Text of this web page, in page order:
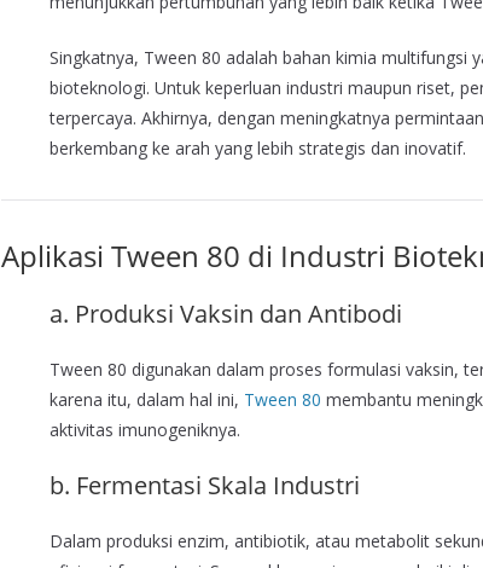
Singkatnya, Tween 80 adalah bahan kimia multifungsi
bioteknologi. Untuk keperluan industri maupun riset,
terpercaya. Akhirnya, dengan meningkatnya
berkembang ke arah yang lebih strategis dan inovatif.
Aplikasi Tween 80 di Industri
a. Produksi Vaksin dan Antibodi
Tween 80 digunakan dalam proses formulasi vaksin,
karena itu, dalam hal ini, Tween 80 membantu
aktivitas imunogeniknya.
b. Fermentasi Skala Industri
Dalam produksi enzim, antibiotik, atau metabolit